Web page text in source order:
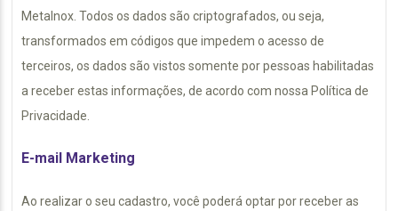
Metalnox. Todos os dados são criptografados, ou seja,
transformados em códigos que impedem o acesso de
terceiros, os dados são vistos somente por pessoas habilitadas
a receber estas informações, de acordo com nossa Política de
Privacidade.
E-mail Marketing
Ao realizar o seu cadastro, você poderá optar por receber as